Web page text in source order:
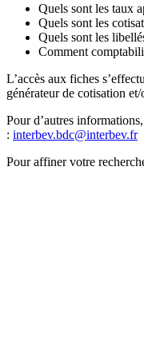
Quels sont les taux
Quels sont les
Quels sont les
Comment
L’accès aux fiches
générateur de cotisation
Pour d’autres
: interbev.bdc@interbev.fr
Pour affiner votre